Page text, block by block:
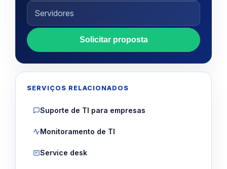
Solicitar proposta
SERVIÇOS RELACIONADOS
Suporte de TI para empresas
Monitoramento de TI
Service desk